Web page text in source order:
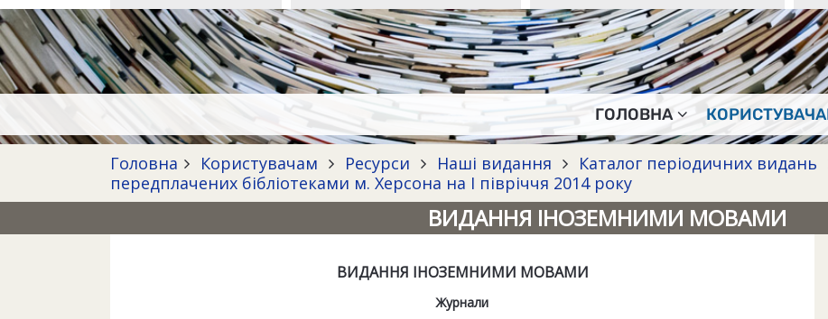
ГОЛОВНА
Головна Користувачам Ресурси Наші видання Каталог періодичних видань
передплачених бібліотеками м. Херсона на І півріччя 2014 року
ВИДАННЯ ІНОЗЕМНИМИ МОВАМИ
ВИДАННЯ ІНОЗЕМНИМИ МОВАМИ
Журнали